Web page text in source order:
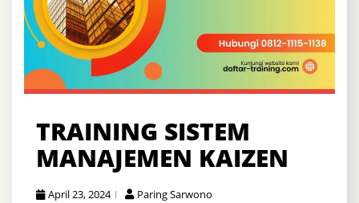
TRAINING SISTEM
MANAJEMEN KAIZEN
April 23, 2024
Paring Sarwono